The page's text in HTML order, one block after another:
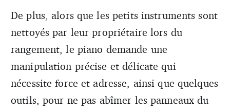
De plus, alors que les petits instruments sont
nettoyés par leur propriétaire lors du
rangement, le piano demande une
manipulation précise et délicate qui
nécessite force et adresse, ainsi que quelques
outils, pour ne pas abîmer les panneaux du